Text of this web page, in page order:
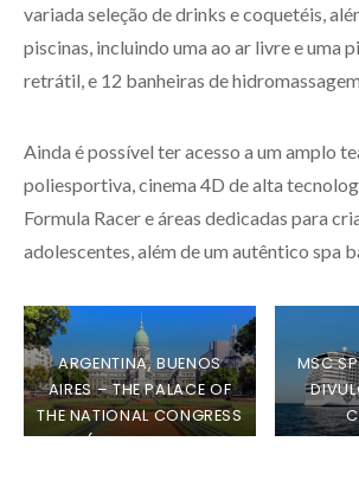
variada seleção de drinks e coquetéis,
piscinas, incluindo uma ao ar livre e uma
retrátil, e 12 banheiras de
Ainda é possível ter acesso a um amplo
poliesportiva, cinema 4D de alta
Formula Racer e áreas dedicadas para
adolescentes, além de um autêntico spa
ARGENTINA, BUENOS
AIRES – THE PALACE OF
THE NATIONAL CONGRESS
(PALACIO DEL
MSC